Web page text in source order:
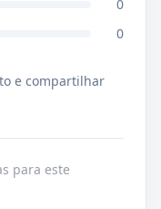
0
0
e compartilhar
para este